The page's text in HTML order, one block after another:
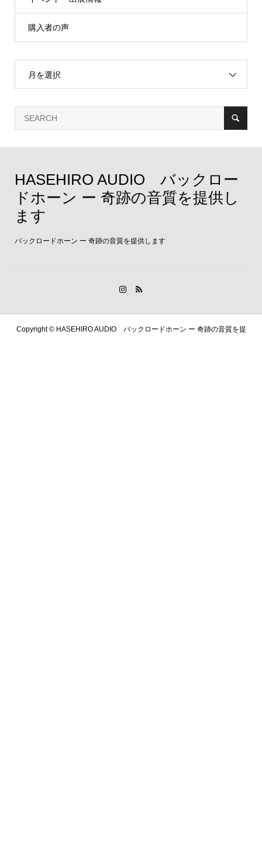
購入者の声
月を選択
HASEHIRO AUDIO バックロー
ドホーン ー 奇跡の音質を提供し
ます
バックロードホーン ー 奇跡の音質を提供します
Copyright ©HASEHIRO AUDIO バックロードホーン ー 奇跡の音質を提